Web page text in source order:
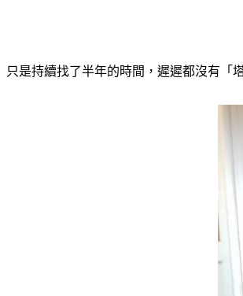
只是持續找了半年的時間，遲遲都沒有「